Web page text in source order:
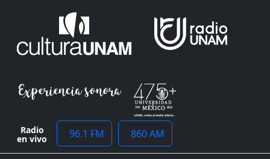
Radio
en vivo 96.1 FM 860 AM